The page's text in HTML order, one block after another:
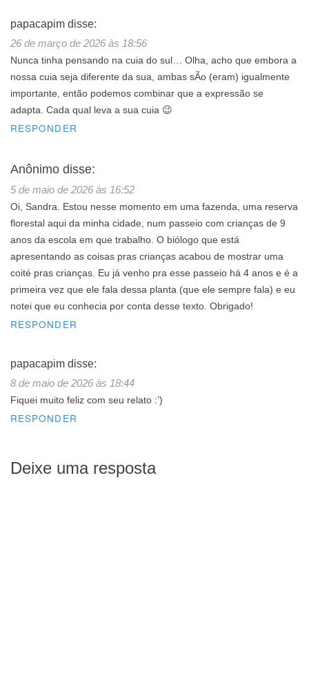
papacapim disse:
26 de março de 2026 às 18:56
Nunca tinha pensando na cuia do sul… Olha, acho que embora a
nossa cuia seja diferente da sua, ambas sÃo (eram) igualmente
importante, então podemos combinar que a expressão se
adapta. Cada qual leva a sua cuia 😉
RESPONDER
Anônimo disse:
5 de maio de 2026 às 16:52
Oi, Sandra. Estou nesse momento em uma fazenda, uma reserva
florestal aqui da minha cidade, num passeio com crianças de 9
anos da escola em que trabalho. O biólogo que está
apresentando as coisas pras crianças acabou de mostrar uma
coité pras crianças. Eu já venho pra esse passeio há 4 anos e é a
primeira vez que ele fala dessa planta (que ele sempre fala) e eu
notei que eu conhecia por conta desse texto. Obrigado!
RESPONDER
papacapim disse:
8 de maio de 2026 às 18:44
Fiquei muito feliz com seu relato :’)
RESPONDER
Deixe uma resposta